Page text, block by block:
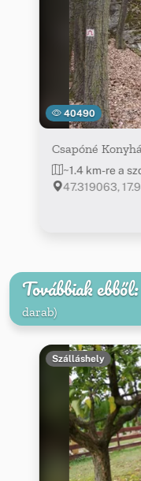
40490
Csapóné
~1.4 km-re a
47.319063,
Továbbiak
darab)
Szálláshely